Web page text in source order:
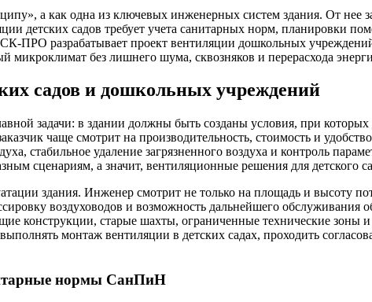
а как одна из ключевых инженерных систем здания. От нее
детских садов требует учета санитарных норм, планировки
ПРО разрабатывает проект вентиляции дошкольных
без лишнего шума, сквозняков и перерасхода
садов и дошкольных учреждений
задачи: в здании должны быть созданы условия, при которых
чаще смотрит на производительность, стоимость и
стабильное удаление загрязненного воздуха и контроль
сценариям, а значит, вентиляционные решения для детского
здания. Инженер смотрит не только на площадь и высоту
воздуховодов и возможность дальнейшего обслуживания
конструкции, старые шахты, ограниченные технические зоны
монтаж вентиляции в детских садах, проходить
нормы СанПиН